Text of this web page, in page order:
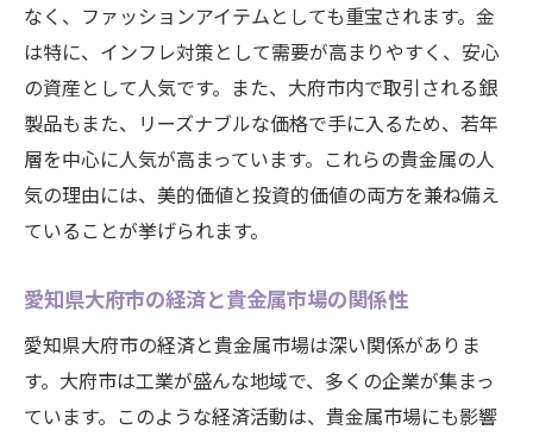
なく、ファッションアイテムとしても重宝されます。金
は特に、インフレ対策として需要が高まりやすく、安心
の資産として人気です。また、大府市内で取引される銀
製品もまた、リーズナブルな価格で手に入るため、若年
層を中心に人気が高まっています。これらの貴金属の人
気の理由には、美的価値と投資的価値の両方を兼ね備え
ていることが挙げられます。
愛知県大府市の経済と貴金属市場の関係性
愛知県大府市の経済と貴金属市場は深い関係がありま
す。大府市は工業が盛んな地域で、多くの企業が集まっ
ています。このような経済活動は、貴金属市場にも影響